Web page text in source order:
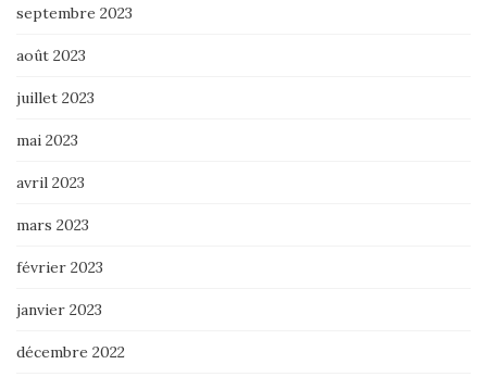
septembre 2023
août 2023
juillet 2023
mai 2023
avril 2023
mars 2023
février 2023
janvier 2023
décembre 2022